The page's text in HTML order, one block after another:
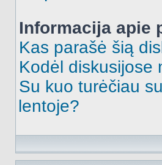
Informacija apie
Kas parašė šią
Kodėl diskusijose
Su kuo turėčiau
lentoje?